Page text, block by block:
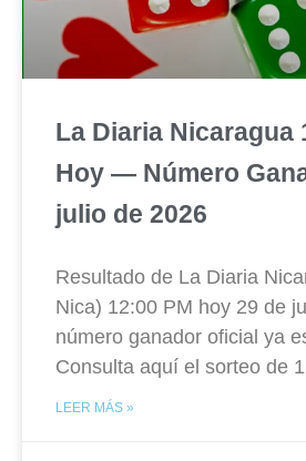
La Diaria Nicaragua
Hoy — Número
julio de 2026
Resultado de La Diaria
Nica) 12:00 PM hoy 29 de
número ganador oficial ya
Consulta aquí el sorteo de
LEER MÁS »